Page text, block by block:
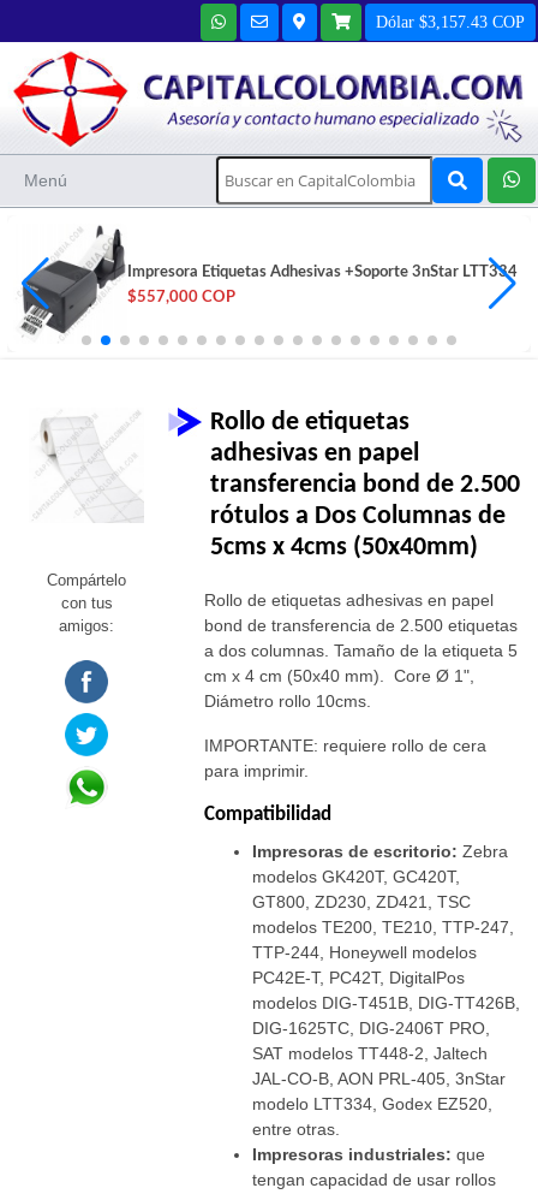
Dólar $3,157.43 COP
Menú
Rollo de 500 etiquetas bond de 10cms x 8.2cms a una
columna
$32,500 COP
Compártelo
con tus
amigos:
Rollo de etiquetas
adhesivas en papel
transferencia bond de 2.500
rótulos a Dos Columnas de
5cms x 4cms (50x40mm)
Rollo de etiquetas adhesivas en papel
bond de transferencia de 2.500 etiquetas
a dos columnas. Tamaño de la etiqueta 5
cm x 4 cm (50x40 mm). Core Ø 1",
Diámetro rollo 10cms.
IMPORTANTE: requiere rollo de cera
para imprimir.
Compatibilidad
Impresoras de escritorio:Zebra
modelos GK420T, GC420T,
GT800, ZD230, ZD421, TSC
modelos TE200, TE210, TTP-247,
TTP-244, Honeywell modelos
PC42E-T, PC42T, DigitalPos
modelos DIG-T451B, DIG-TT426B,
DIG-1625TC, DIG-2406T PRO,
SAT modelos TT448-2, Jaltech
JAL-CO-B, AON PRL-405, 3nStar
modelo LTT334, Godex EZ520,
entre otras.
Impresoras industriales: que
tengan capacidad de usar rollos